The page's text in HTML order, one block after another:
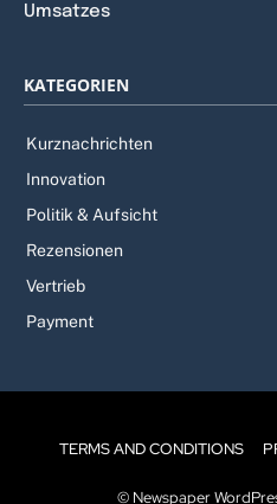
Umsatzes
KATEGORIEN
Kurznachrichten
Innovation
Politik & Aufsicht
Rezensionen
Vertrieb
Payment
TERMS AND CONDITIONS
© Newspaper